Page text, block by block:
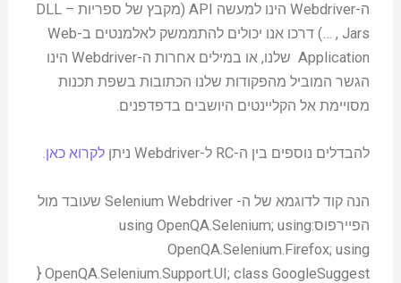
ה-Webdriver הינו למעשה API (מקבץ של ספריות – DLL
, Jars …) דרכו אנו יכולים להתממשק לאלמנטים ב-Web
Application שלנו, או במילים אחרות ה-Webdriver הינו
הגשר המוביל מהפקודות שלנו הכתובות בשפת תכנות
מסויימת אל הקליינטים היושבים בדפדפנים.
להבדלים נוספים בין ה-RC ל-Webdriver ניתן לקרוא כאן.
הנה קוד לדוגמא של ה- Selenium Webdriver שעובד מול
הפיירפוס:using OpenQA.Selenium; using
OpenQA.Selenium.Firefox; using
OpenQA.Selenium.Support.UI; class GoogleSuggest {